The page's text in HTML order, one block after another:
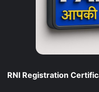
RNI Registration